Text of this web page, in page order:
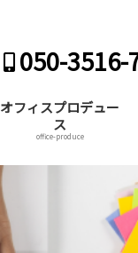
050-3516-
オフィスプロデュー
ス
office-produce